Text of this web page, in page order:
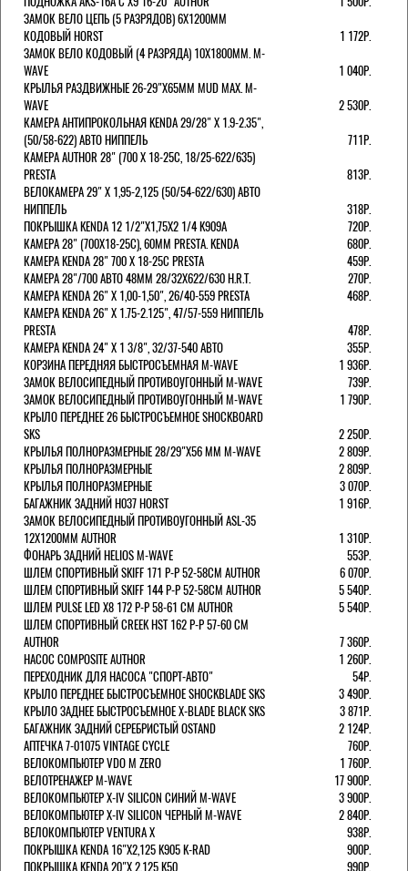
ЗАМОК ВЕЛО ЦЕПЬ (5 РАЗРЯДОВ) 6Х1200ММ
КОДОВЫЙ HORST
1 172Р.
ЗАМОК ВЕЛО КОДОВЫЙ (4 РАЗРЯДА) 10Х1800ММ. M-
WAVE
1 040Р.
КРЫЛЬЯ РАЗДВИЖНЫЕ 26-29"Х65ММ MUD MAX. M-
WAVE
2 530Р.
КАМЕРА АНТИПРОКОЛЬНАЯ KENDA 29/28" Х 1.9-2.35",
(50/58-622) АВТО НИППЕЛЬ
711Р.
КАМЕРА AUTHOR 28" (700 Х 18-25С, 18/25-622/635)
PRESTA
813Р.
ВЕЛОКАМЕРА 29" X 1,95-2,125 (50/54-622/630) АВТО
НИППЕЛЬ
318Р.
ПОКРЫШКА KENDA 12 1/2"Х1,75X2 1/4 K909A
720Р.
КАМЕРА 28" (700Х18-25С), 60ММ PRESTA. KENDA
680Р.
КАМЕРА KENDA 28" 700 Х 18-25С PRESTA
459Р.
КАМЕРА 28"/700 АВТО 48ММ 28/32Х622/630 H.R.T.
270Р.
КАМЕРА KENDA 26" Х 1,00-1,50", 26/40-559 PRESTA
468Р.
КАМЕРА KENDA 26" Х 1.75-2.125", 47/57-559 НИППЕЛЬ
PRESTA
478Р.
КАМЕРА KENDA 24" Х 1 3/8", 32/37-540 АВТО
355Р.
КОРЗИНА ПЕРЕДНЯЯ БЫСТРОСЪЕМНАЯ M-WAVE
1 936Р.
ЗАМОК ВЕЛОСИПЕДНЫЙ ПРОТИВОУГОННЫЙ M-WAVE
739Р.
ЗАМОК ВЕЛОСИПЕДНЫЙ ПРОТИВОУГОННЫЙ M-WAVE
1 790Р.
КРЫЛО ПЕРЕДНЕЕ 26 БЫСТРОСЪЕМНОЕ SHOCKBOARD
SKS
2 250Р.
КРЫЛЬЯ ПОЛНОРАЗМЕРНЫЕ 28/29"Х56 ММ M-WAVE
2 809Р.
КРЫЛЬЯ ПОЛНОРАЗМЕРНЫЕ
2 809Р.
КРЫЛЬЯ ПОЛНОРАЗМЕРНЫЕ
3 070Р.
БАГАЖНИК ЗАДНИЙ H037 HORST
1 916Р.
ЗАМОК ВЕЛОСИПЕДНЫЙ ПРОТИВОУГОННЫЙ ASL-35
12Х1200ММ AUTHOR
1 310Р.
ФОНАРЬ ЗАДНИЙ HELIOS M-WAVE
553Р.
ШЛЕМ СПОРТИВНЫЙ SKIFF 171 Р-Р 52-58СМ AUTHOR
6 070Р.
ШЛЕМ СПОРТИВНЫЙ SKIFF 144 Р-Р 52-58СМ AUTHOR
5 540Р.
ШЛЕМ PULSE LED X8 172 Р-Р 58-61 СМ AUTHOR
5 540Р.
ШЛЕМ СПОРТИВНЫЙ CREEK HST 162 Р-Р 57-60 СМ
AUTHOR
7 360Р.
НАСОС COMPOSITE AUTHOR
1 260Р.
ПЕРЕХОДНИК ДЛЯ НАСОСА "СПОРТ-АВТО"
54Р.
КРЫЛО ПЕРЕДНЕЕ БЫСТРОСЪЕМНОЕ SHOCKBLADE SKS
3 490Р.
КРЫЛО ЗАДНЕЕ БЫСТРОСЪЕМНОЕ X-BLADE BLACK SKS
3 871Р.
БАГАЖНИК ЗАДНИЙ СЕРЕБРИСТЫЙ OSTAND
2 124Р.
АПТЕЧКА 7-01075 VINTAGE CYCLE
760Р.
ВЕЛОКОМПЬЮТЕР VDO M ZERO
1 760Р.
ВЕЛОТРЕНАЖЕР M-WAVE
17 900Р.
ВЕЛОКОМПЬЮТЕР X-IV SILICON СИНИЙ M-WAVE
3 900Р.
ВЕЛОКОМПЬЮТЕР X-IV SILICON ЧЕРНЫЙ M-WAVE
2 840Р.
ВЕЛОКОМПЬЮТЕР VENTURA Х
938Р.
ПОКРЫШКА KENDA 16"Х2,125 K905 K-RAD
900Р.
ПОКРЫШКА KENDA 20"Х 2,125 K50
990Р.